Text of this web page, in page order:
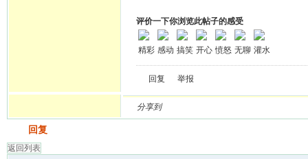
评价一下你浏览此帖子的感受
精彩 感动 搞笑 开心 愤怒 无聊 灌水
回复 举报
分享到
回复
返回列表